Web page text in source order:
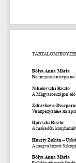
Bólya Anna Mária
Велигденски игри
Nikolovszki Riszto
A Magyarországon
Zdravkova-
Унапредување на
Iljovszki Riszto
A makedón
Huszty Zoltán –
A megváltozott
Bólya Anna Mária